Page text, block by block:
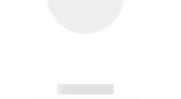
------------